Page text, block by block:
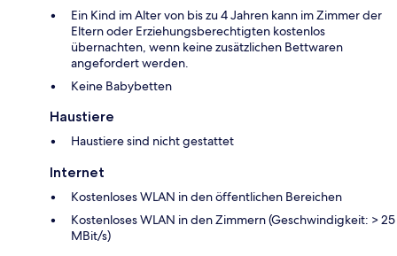
Ein Kind im Alter von bis zu 4 Jahren kann im Zimmer der
Eltern oder Erziehungsberechtigten kostenlos
übernachten, wenn keine zusätzlichen Bettwaren
angefordert werden.
Keine Babybetten
Haustiere
Haustiere sind nicht gestattet
Internet
Kostenloses WLAN in den öffentlichen Bereichen
Kostenloses WLAN in den Zimmern (Geschwindigkeit: > 25
MBit/s)